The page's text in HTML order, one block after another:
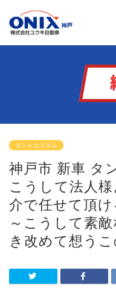
タントカスタム
神戸市 新車 タ
こうして法人様
介で任せて頂け
～ こうして素
き 改めて想う